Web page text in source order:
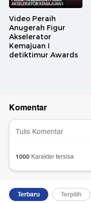
Video Peraih
Anugerah Figur
Akselerator
Kemajuan I
detiktimur Awards